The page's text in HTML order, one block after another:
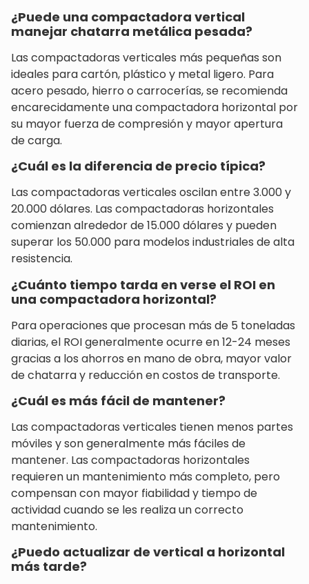
¿Puede una compactadora vertical
manejar chatarra metálica pesada?
Las compactadoras verticales más pequeñas son
ideales para cartón, plástico y metal ligero. Para
acero pesado, hierro o carrocerías, se recomienda
encarecidamente una compactadora horizontal por
su mayor fuerza de compresión y mayor apertura
de carga.
¿Cuál es la diferencia de precio típica?
Las compactadoras verticales oscilan entre 3.000 y
20.000 dólares. Las compactadoras horizontales
comienzan alrededor de 15.000 dólares y pueden
superar los 50.000 para modelos industriales de alta
resistencia.
¿Cuánto tiempo tarda en verse el ROI en
una compactadora horizontal?
Para operaciones que procesan más de 5 toneladas
diarias, el ROI generalmente ocurre en 12-24 meses
gracias a los ahorros en mano de obra, mayor valor
de chatarra y reducción en costos de transporte.
¿Cuál es más fácil de mantener?
Las compactadoras verticales tienen menos partes
móviles y son generalmente más fáciles de
mantener. Las compactadoras horizontales
requieren un mantenimiento más completo, pero
compensan con mayor fiabilidad y tiempo de
actividad cuando se les realiza un correcto
mantenimiento.
¿Puedo actualizar de vertical a horizontal
más tarde?